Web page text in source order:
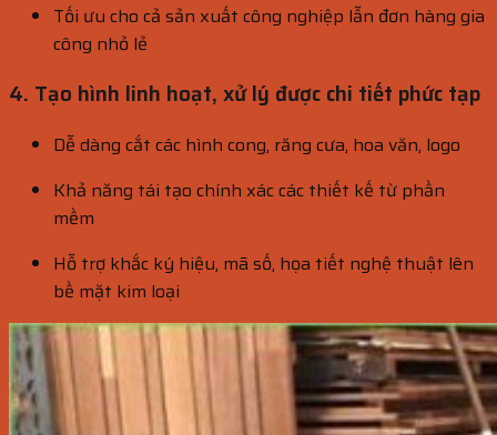
Tối ưu cho cả sản xuất công nghiệp lẫn đơn hàng gia
công nhỏ lẻ
4. Tạo hình linh hoạt, xử lý được chi tiết phức tạp
Dễ dàng cắt các hình cong, răng cưa, hoa văn, logo
Khả năng tái tạo chính xác các thiết kế từ phần
mềm
Hỗ trợ khắc ký hiệu, mã số, họa tiết nghệ thuật lên
bề mặt kim loại